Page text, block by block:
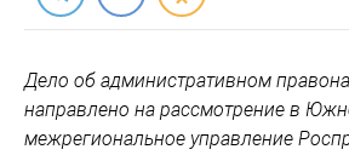
Дело об административном
направлено на рассмотрение в
межрегиональное управление